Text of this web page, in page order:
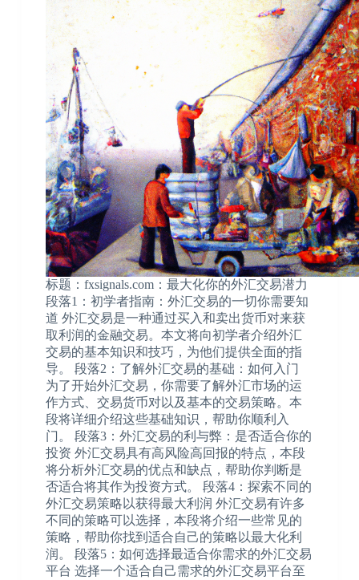
标题：fxsignals.com：最大化你的外汇交易潜力
段落1：初学者指南：外汇交易的一切你需要知
道 外汇交易是一种通过买入和卖出货币对来获
取利润的金融交易。本文将向初学者介绍外汇
交易的基本知识和技巧，为他们提供全面的指
导。 段落2：了解外汇交易的基础：如何入门
为了开始外汇交易，你需要了解外汇市场的运
作方式、交易货币对以及基本的交易策略。本
段将详细介绍这些基础知识，帮助你顺利入
门。 段落3：外汇交易的利与弊：是否适合你的
投资 外汇交易具有高风险高回报的特点，本段
将分析外汇交易的优点和缺点，帮助你判断是
否适合将其作为投资方式。 段落4：探索不同的
外汇交易策略以获得最大利润 外汇交易有许多
不同的策略可以选择，本段将介绍一些常见的
策略，帮助你找到适合自己的策略以最大化利
润。 段落5：如何选择最适合你需求的外汇交易
平台 选择一个适合自己需求的外汇交易平台至